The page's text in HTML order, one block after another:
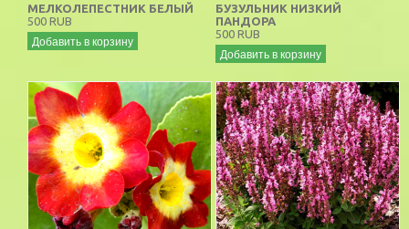
МЕЛКОЛЕПЕСТНИК БЕЛЫЙ
500 RUB
Добавить в корзину
БУЗУЛЬНИК НИЗКИЙ
ПАНДОРА
500 RUB
Добавить в корзину